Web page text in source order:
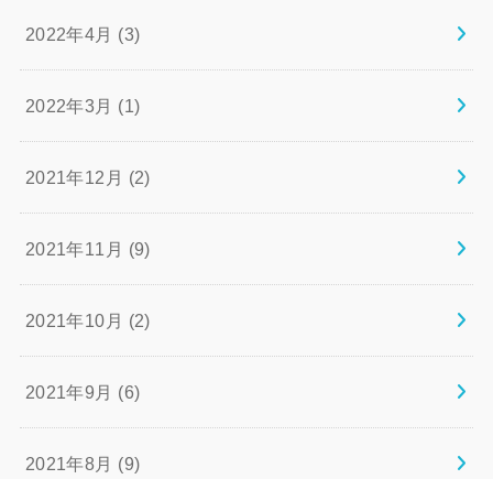
2022年4月 (3)
2022年3月 (1)
2021年12月 (2)
2021年11月 (9)
2021年10月 (2)
2021年9月 (6)
2021年8月 (9)